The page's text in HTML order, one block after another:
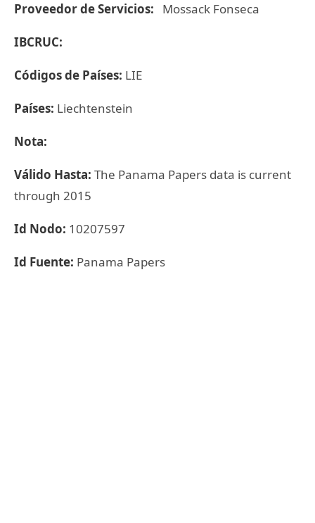
Proveedor de Servicios: Mossack Fonseca
IBCRUC:
Códigos de Países: LIE
Países: Liechtenstein
Nota:
Válido Hasta: The Panama Papers data is current
through 2015
Id Nodo: 10207597
Id Fuente: Panama Papers